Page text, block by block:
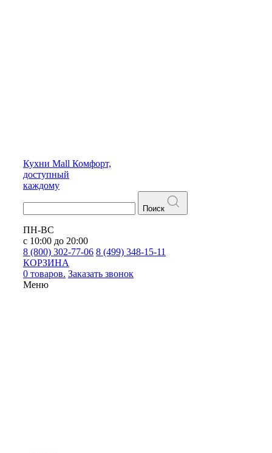
Кухни Mall Комфорт,
доступный
каждому
Поиск
ПН-ВС
с 10:00 до 20:00
8 (800) 302-77-06 8 (499) 348-15-11
КОРЗИНА
0 товаров. Заказать звонок
Меню